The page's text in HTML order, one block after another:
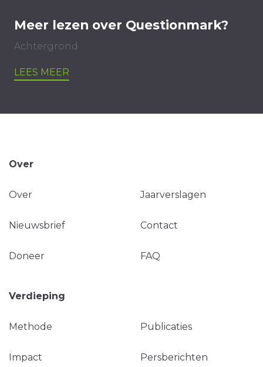
Meer lezen over Questionmark?
Achtergrond
LEES MEER
Over
Over Jaarverslagen
Nieuwsbrief Contact
Doneer FAQ
Verdieping
Methode Publicaties
Impact Persberichten